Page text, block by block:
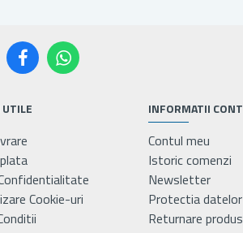
Cookie-uri
INFORMATII CONT
Contul meu
Istoric comenzi
Newsletter
Protectia datelor
Returnare produs